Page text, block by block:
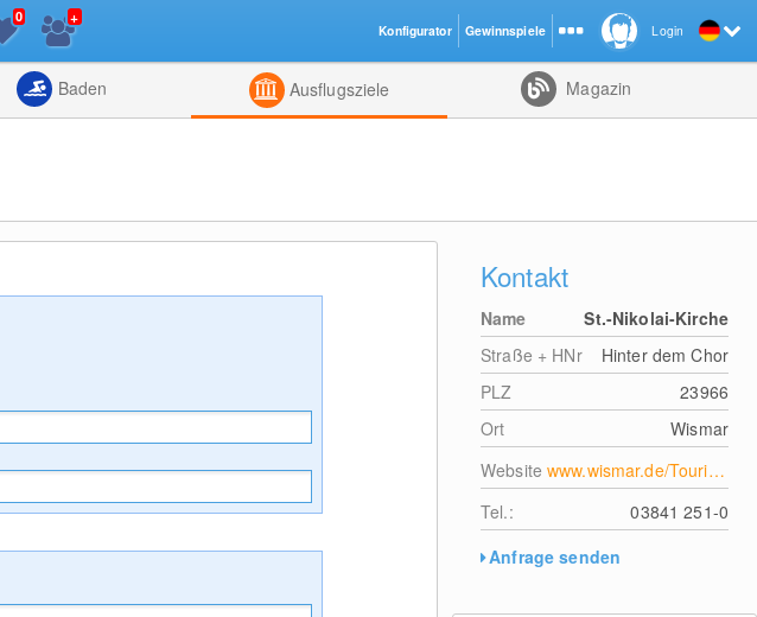
Listenansicht
0 +
Baden Ausflugsziele Magazin
Kontakt
Name
St.-Nikolai-Kirche
Straße + HNr
Hinter dem Chor
PLZ
23966
Ort
Wismar
Website
www.wismar.de/Tourismus/Wismar-Sehenswertes/Backsteingotik/St-Nikolai-Kirche-Wismar.php?object=tx,2634.5&ModID=7&FID=2634.7178.1&NavID=2634.448&La=1
Tel.:
03841 251-0
Anfrage senden
Login
Konfigurator Gewinnspiele